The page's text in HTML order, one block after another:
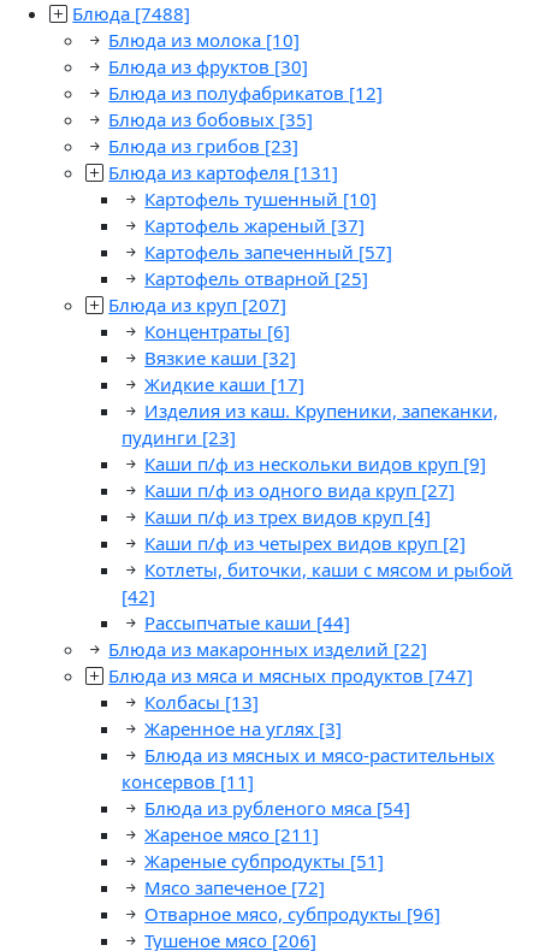
Блюда [7488]
Блюда из молока [10]
Блюда из фруктов [30]
Блюда из полуфабрикатов [12]
Блюда из бобовых [35]
Блюда из грибов [23]
Блюда из картофеля [131]
Картофель тушенный [10]
Картофель жареный [37]
Картофель запеченный [57]
Картофель отварной [25]
Блюда из круп [207]
Концентраты [6]
Вязкие каши [32]
Жидкие каши [17]
Изделия из каш. Крупеники, запеканки,
пудинги [23]
Каши п/ф из нескольки видов круп [9]
Каши п/ф из одного вида круп [27]
Каши п/ф из трех видов круп [4]
Каши п/ф из четырех видов круп [2]
Котлеты, биточки, каши с мясом и рыбой
[42]
Рассыпчатые каши [44]
Блюда из макаронных изделий [22]
Блюда из мяса и мясных продуктов [747]
Колбасы [13]
Жаренное на углях [3]
Блюда из мясных и мясо-растительных
консервов [11]
Блюда из рубленого мяса [54]
Жареное мясо [211]
Жареные субпродукты [51]
Мясо запеченое [72]
Отварное мясо, субпродукты [96]
Тушеное мясо [206]